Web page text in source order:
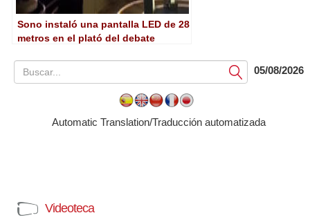
Sono instaló una pantalla LED de 28
metros en el plató del debate
Submit05/08/2026
Automatic Translation/Traducción automatizada
Videoteca